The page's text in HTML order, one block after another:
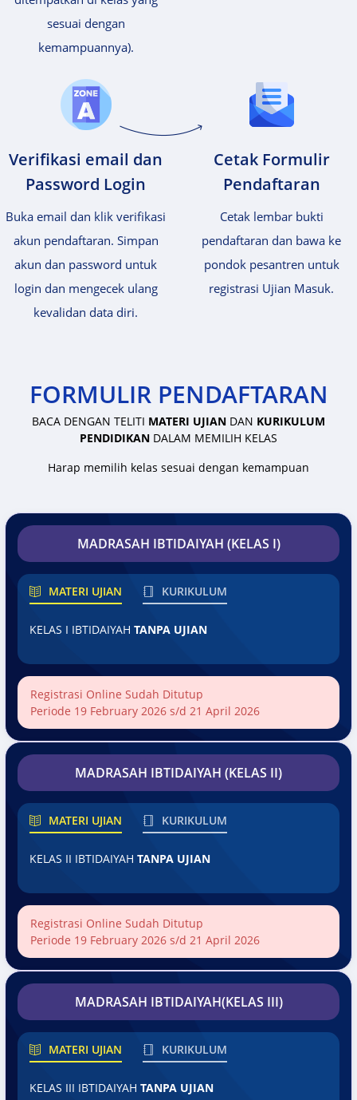
sesuai dengan
kemampuannya).
Verifikasi email dan
Password Login
Buka email dan klik verifikasi
akun pendaftaran. Simpan
akun dan password untuk
login dan mengecek ulang
kevalidan data diri.
Cetak Formulir
Pendaftaran
Cetak lembar bukti
pendaftaran dan bawa ke
pondok pesantren untuk
registrasi Ujian Masuk.
FORMULIR PENDAFTARAN
BACA DENGAN TELITI MATERI UJIAN DAN KURIKULUM
PENDIDIKAN DALAM MEMILIH KELAS
Harap memilih kelas sesuai dengan kemampuan
MADRASAH IBTIDAIYAH (KELAS I)
MATERI UJIAN KURIKULUM
KELAS I IBTIDAIYAH TANPA UJIAN
Registrasi Online Sudah Ditutup
Periode 19 February 2026 s/d 21 April 2026
MADRASAH IBTIDAIYAH (KELAS II)
MATERI UJIAN KURIKULUM
KELAS II IBTIDAIYAH TANPA UJIAN
Registrasi Online Sudah Ditutup
Periode 19 February 2026 s/d 21 April 2026
MADRASAH IBTIDAIYAH(KELAS III)
MATERI UJIAN KURIKULUM
KELAS III IBTIDAIYAH TANPA UJIAN